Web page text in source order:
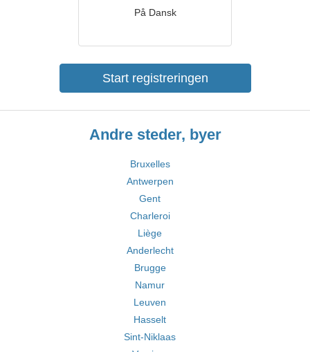
På Dansk
Start registreringen
Andre steder, byer
Bruxelles
Antwerpen
Gent
Charleroi
Liège
Anderlecht
Brugge
Namur
Leuven
Hasselt
Sint-Niklaas